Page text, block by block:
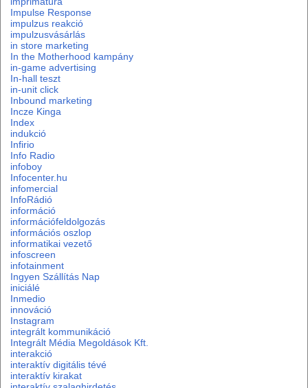
Impulse Response
impulzus reakció
impulzusvásárlás
in store marketing
In the Motherhood kampány
in-game advertising
In-hall teszt
in-unit click
Inbound marketing
Incze Kinga
Index
indukció
Infirio
Info Radio
infoboy
Infocenter.hu
infomercial
InfoRádió
információ
információfeldolgozás
információs oszlop
informatikai vezető
infoscreen
infotainment
Ingyen Szállítás Nap
iniciálé
Inmedio
innováció
Instagram
integrált kommunikáció
Integrált Média Megoldások Kft.
interakció
interaktív digitális tévé
interaktív kirakat